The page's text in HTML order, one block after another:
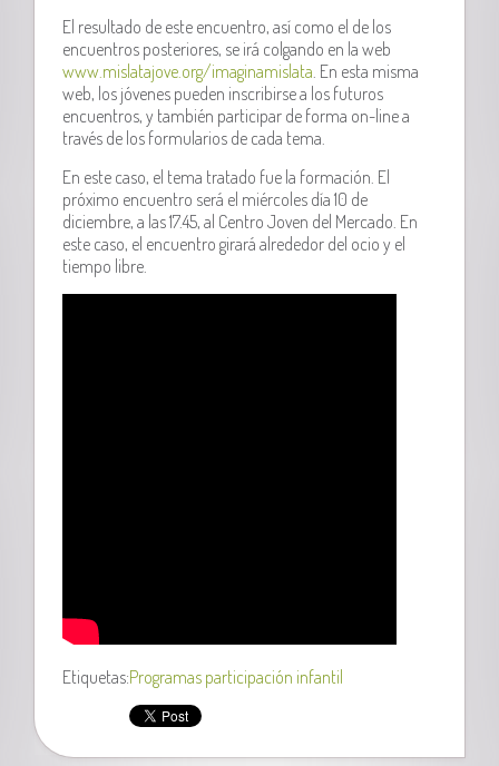
El resultado de este encuentro, así como el de los
encuentros posteriores, se irá colgando en la web
www.mislatajove.org/imaginamislata . En esta misma
web, los jóvenes pueden inscribirse a los futuros
encuentros, y también participar de forma on-line a
través de los formularios de cada tema.
En este caso, el tema tratado fue la formación. El
próximo encuentro será el miércoles día 10 de
diciembre, a las 17.45, al Centro Joven del Mercado. En
este caso, el encuentro girará alrededor del ocio y el
tiempo libre.
Etiquetas:Programas participación infantil